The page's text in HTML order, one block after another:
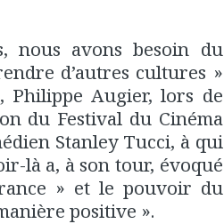
nous avons besoin du
d’autres cultures »
Philippe Augier, lors de
du Festival du Cinéma
Stanley Tucci, à qui
là a, à son tour, évoqué
» et le pouvoir du
positive ».